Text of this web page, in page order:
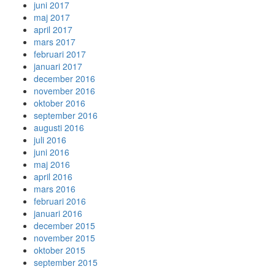
juni 2017
maj 2017
april 2017
mars 2017
februari 2017
januari 2017
december 2016
november 2016
oktober 2016
september 2016
augusti 2016
juli 2016
juni 2016
maj 2016
april 2016
mars 2016
februari 2016
januari 2016
december 2015
november 2015
oktober 2015
september 2015